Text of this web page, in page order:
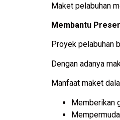
Maket pelabuhan
Membantu
Proyek pelabuhan
Dengan adanya
Manfaat maket
Memberikan